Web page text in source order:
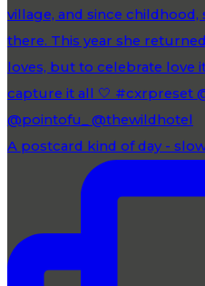
A postcard kind of day -